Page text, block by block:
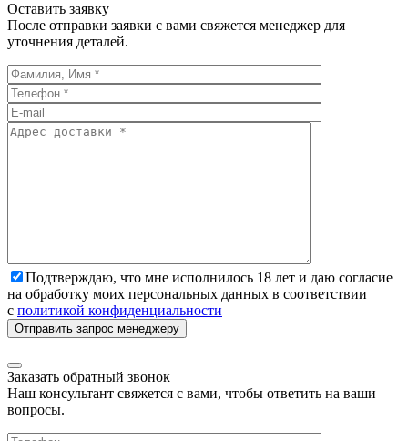
Оставить заявку
После отправки заявки с вами свяжется менеджер для
уточнения деталей.
Подтверждаю, что мне исполнилось 18 лет и даю согласие
на обработку моих персональных данных в соответствии
с политикой конфиденциальности
Заказать обратный звонок
Наш консультант свяжется с вами, чтобы ответить на ваши
вопросы.